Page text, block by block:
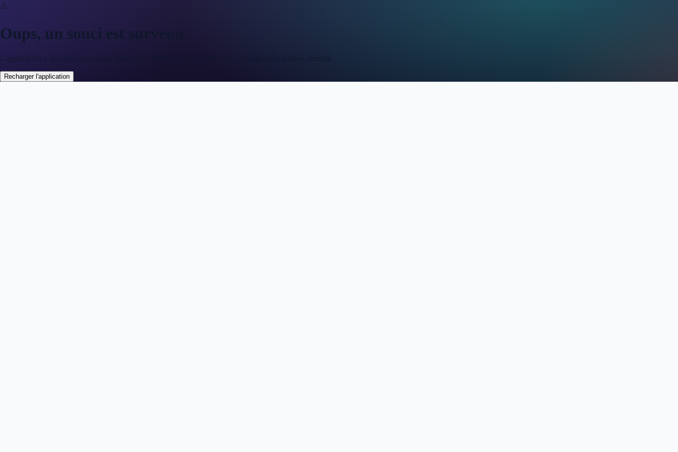
⚠️
Oups, un souci est survenu
L'application a rencontré une erreur inattendue. Recharge pour reprendre — tes données sont en sécurité.
Recharger l'application